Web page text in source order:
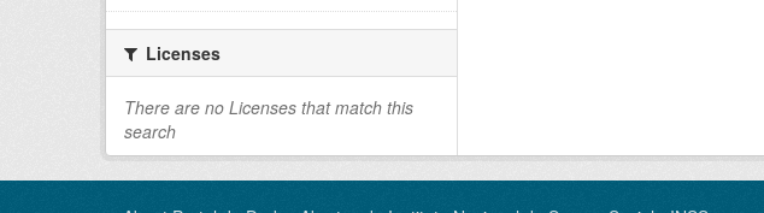
Licenses
There are no Licenses that match this
search